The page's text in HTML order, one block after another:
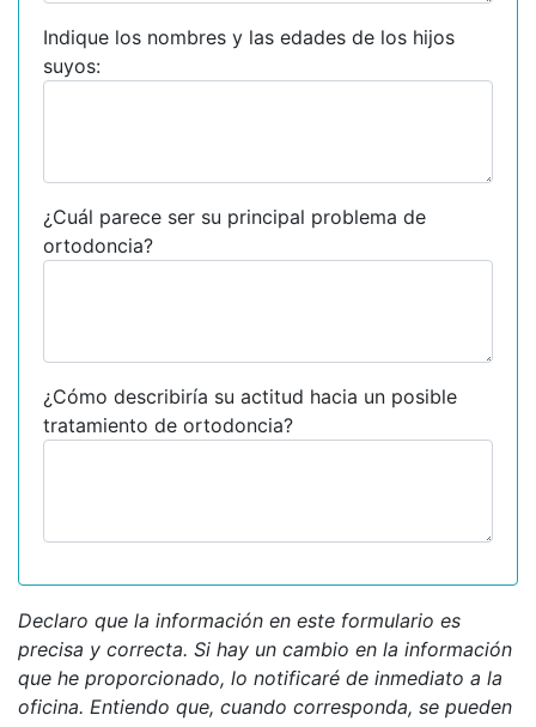
Indique los nombres y las edades de los hijos
suyos:
¿Cuál parece ser su principal problema de
ortodoncia?
¿Cómo describiría su actitud hacia un posible
tratamiento de ortodoncia?
Declaro que la información en este formulario es
precisa y correcta. Si hay un cambio en la información
que he proporcionado, lo notificaré de inmediato a la
oficina. Entiendo que, cuando corresponda, se pueden